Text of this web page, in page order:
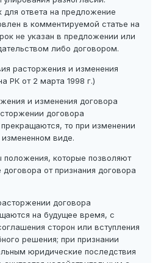
для ответа на предложение
в комментируемой статье на
не указан в предложении или
либо договором.
расторжения и изменения
РК от 2 марта 1998 г.)
и изменения договора
договора
то при изменении
виде.
положения, которые позволяют
от признания договора
договора
на будущее время, с
сторон или вступления
решения; при признании
юридические последствия